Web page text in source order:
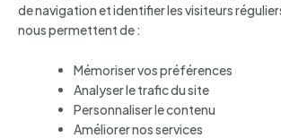
de navigation et identifier les visiteurs
nous permettent de :
Mémoriser vos préférences
Analyser le trafic du site
Personnaliser le contenu
Améliorer nos services